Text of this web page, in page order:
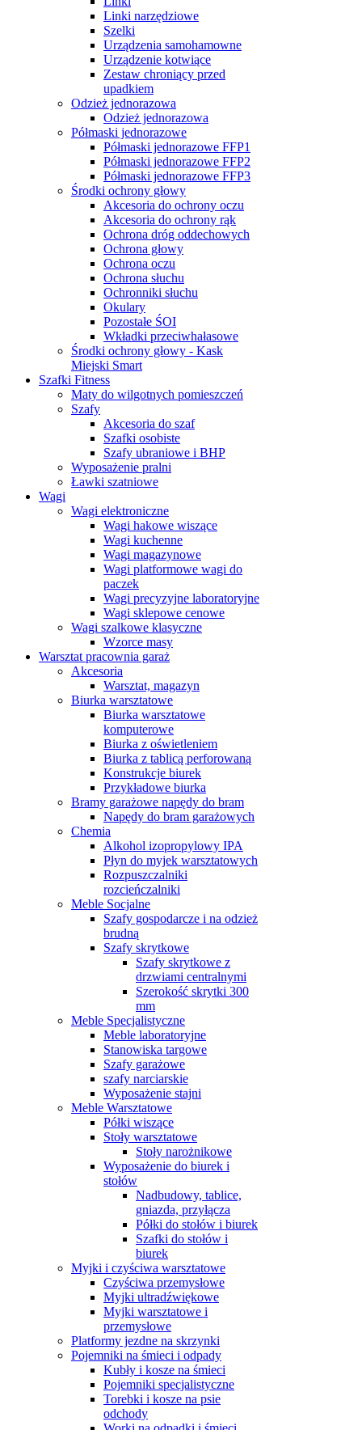
Linki narzędziowe
Szelki
Urządzenia samohamowne
Urządzenie kotwiące
Zestaw chroniący przed
upadkiem
Odzież jednorazowa
Odzież jednorazowa
Półmaski jednorazowe
Półmaski jednorazowe FFP1
Półmaski jednorazowe FFP2
Półmaski jednorazowe FFP3
Środki ochrony głowy
Akcesoria do ochrony oczu
Akcesoria do ochrony rąk
Ochrona dróg oddechowych
Ochrona głowy
Ochrona oczu
Ochrona słuchu
Ochronniki słuchu
Okulary
Pozostałe ŚOI
Wkładki przeciwhałasowe
Środki ochrony głowy - Kask
Miejski Smart
Szafki Fitness
Maty do wilgotnych pomieszczeń
Szafy
Akcesoria do szaf
Szafki osobiste
Szafy ubraniowe i BHP
Wyposażenie pralni
Ławki szatniowe
Wagi
Wagi elektroniczne
Wagi hakowe wiszące
Wagi kuchenne
Wagi magazynowe
Wagi platformowe wagi do
paczek
Wagi precyzyjne laboratoryjne
Wagi sklepowe cenowe
Wagi szalkowe klasyczne
Wzorce masy
Warsztat pracownia garaż
Akcesoria
Warsztat, magazyn
Biurka warsztatowe
Biurka warsztatowe
komputerowe
Biurka z oświetleniem
Biurka z tablicą perforowaną
Konstrukcje biurek
Przykładowe biurka
Bramy garażowe napędy do bram
Napędy do bram garażowych
Chemia
Alkohol izopropylowy IPA
Płyn do myjek warsztatowych
Rozpuszczalniki
rozcieńczalniki
Meble Socjalne
Szafy gospodarcze i na odzież
brudną
Szafy skrytkowe
Szafy skrytkowe z
drzwiami centralnymi
Szerokość skrytki 300
mm
Meble Specjalistyczne
Meble laboratoryjne
Stanowiska targowe
Szafy garażowe
szafy narciarskie
Wyposażenie stajni
Meble Warsztatowe
Półki wiszące
Stoły warsztatowe
Stoły narożnikowe
Wyposażenie do biurek i
stołów
Nadbudowy, tablice,
gniazda, przyłącza
Półki do stołów i biurek
Szafki do stołów i
biurek
Myjki i czyściwa warsztatowe
Czyściwa przemysłowe
Myjki ultradźwiękowe
Myjki warsztatowe i
przemysłowe
Platformy jezdne na skrzynki
Pojemniki na śmieci i odpady
Kubły i kosze na śmieci
Pojemniki specjalistyczne
Torebki i kosze na psie
odchody